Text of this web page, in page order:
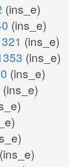
(ins_e)
(ins_e)
(ins_e)
(ins_e)
(ins_e)
(ins_e)
(ins_e)